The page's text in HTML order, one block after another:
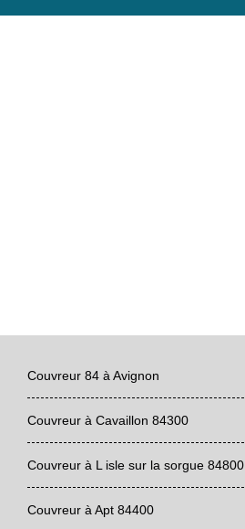
Couvreur 84 à Avignon
Couvreur à Cavaillon 84300
Couvreur à L isle sur la sorgue 84800
Couvreur à Apt 84400